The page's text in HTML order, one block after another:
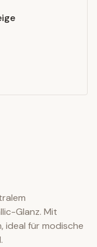
Glanz. Mit
ideal für modische